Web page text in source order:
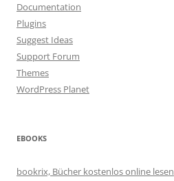
Documentation
Plugins
Suggest Ideas
Support Forum
Themes
WordPress Planet
EBOOKS
bookrix, Bücher kostenlos online lesen